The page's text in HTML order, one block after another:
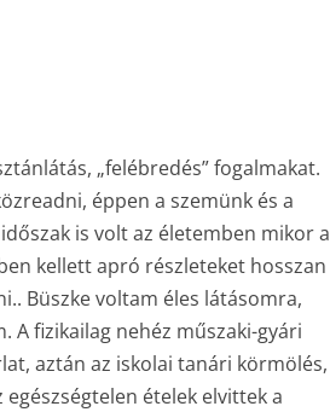
„felébredés” fogalmakat.
éppen a szemünk és a
is volt az életemben mikor a
kellett apró részleteket hosszan
Büszke voltam éles látásomra,
fizikailag nehéz műszaki-gyári
aztán az iskolai tanári körmölés,
ételek elvittek a